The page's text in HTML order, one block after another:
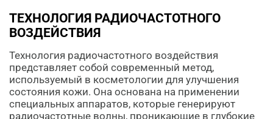
ТЕХНОЛОГИЯ РАДИОЧАСТОТНОГО
ВОЗДЕЙСТВИЯ
Технология радиочастотного воздействия
представляет собой современный метод,
используемый в косметологии для улучшения
состояния кожи. Она основана на применении
специальных аппаратов, которые генерируют
радиочастотные волны, проникающие в глубокие